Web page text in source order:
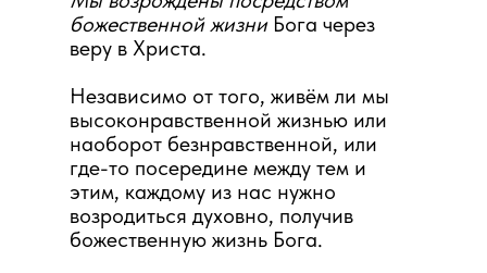
божественной жизниБога через
веру в Христа.
Независимо от того, живём ли мы
высоконравственной жизнью или
наоборот безнравственной, или
где-то посередине между тем и
этим, каждому из нас нужно
возродиться духовно, получив
божественную жизнь Бога.